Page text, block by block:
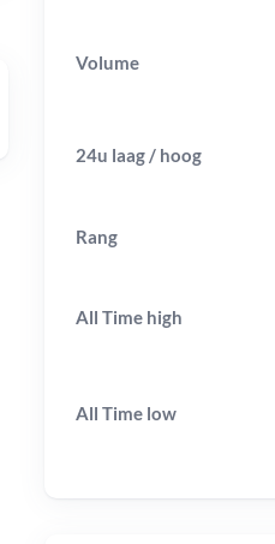
Volume
24u laag / hoog
Rang
All Time high
All Time low